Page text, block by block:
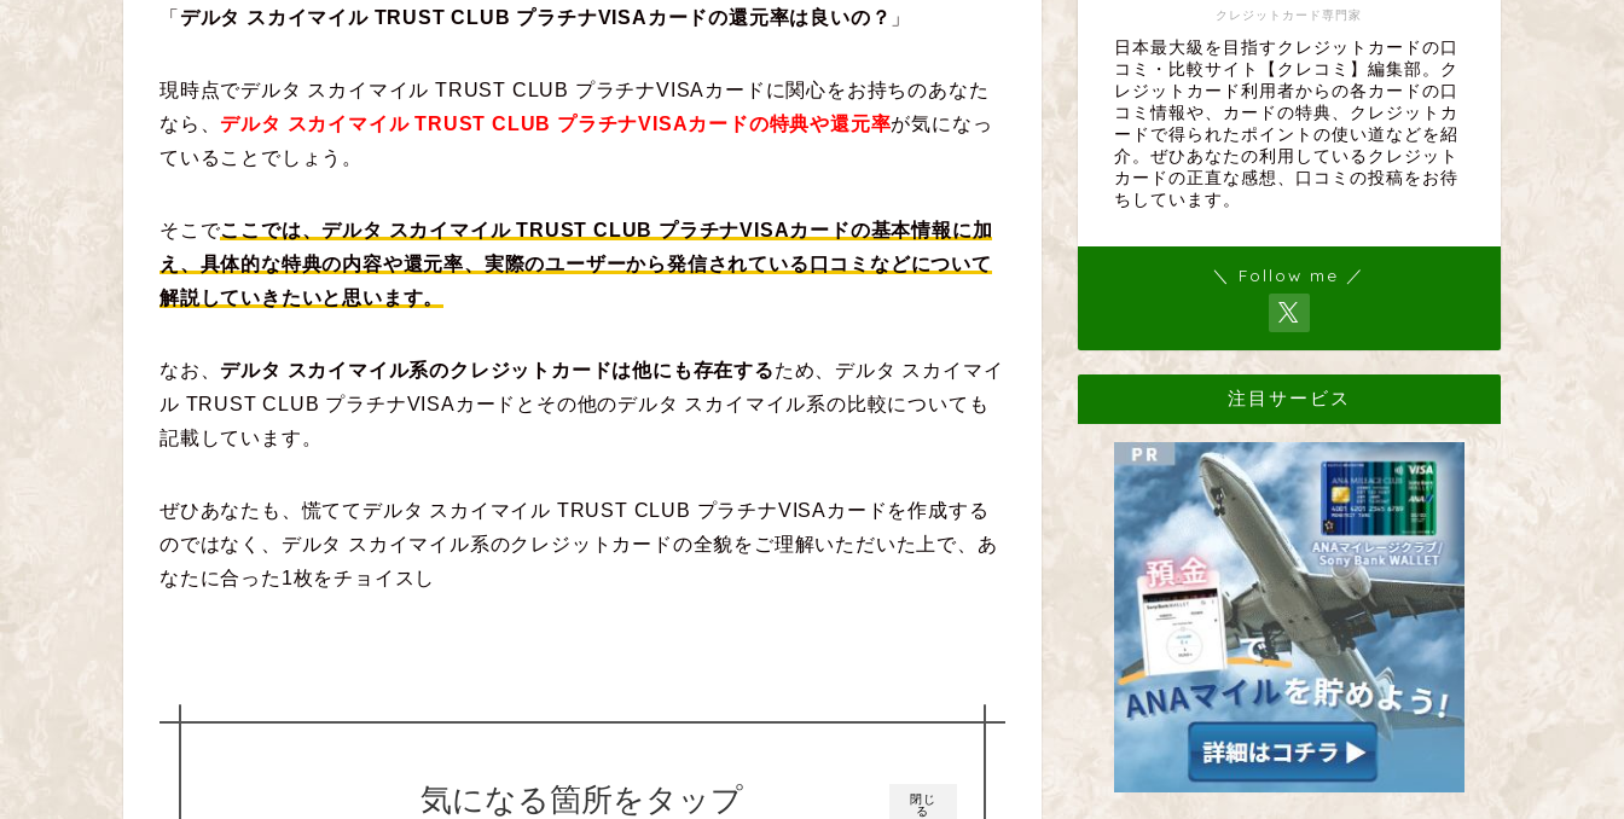
「 デルタ スカイマイル TRUST CLUB プラチナVISAカードの還元率は良いの？ 」
現時点でデルタ スカイマイル TRUST CLUB プラチナVISAカードに関心をお持ちのあなた
なら、デルタ スカイマイル TRUST CLUB プラチナVISAカードの特典や還元率が気になっ
ていることでしょう。
そこでここでは、デルタ スカイマイル TRUST CLUB プラチナVISAカードの基本情報に加
え、具体的な特典の内容や還元率、実際のユーザーから発信されている口コミなどについて
解説していきたいと思います。
なお、デルタ スカイマイル系のクレジットカードは他にも存在するため、デルタ スカイマイ
ル TRUST CLUB プラチナVISAカードとその他のデルタ スカイマイル系の比較についても
記載しています。
ぜひあなたも、慌ててデルタ スカイマイル TRUST CLUB プラチナVISAカードを作成する
のではなく、デルタ スカイマイル系のクレジットカードの全貌をご理解いただいた上で、あ
なたに合った1枚をチョイスし
閉じ
る
気になる箇所をタップ
クレジットカード専門家
日本最大級を目指すクレジットカードの口
コミ・比較サイト【クレコミ】編集部。ク
レジットカード利用者からの各カードの口
コミ情報や、カードの特典、クレジットカ
ードで得られたポイントの使い道などを紹
介。ぜひあなたの利用しているクレジット
カードの正直な感想、口コミの投稿をお待
ちしています。
＼ Follow me ／
注目サービス